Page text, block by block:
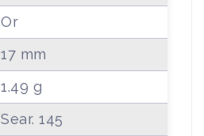
Or
17 mm
1.49 g
Sear. 145